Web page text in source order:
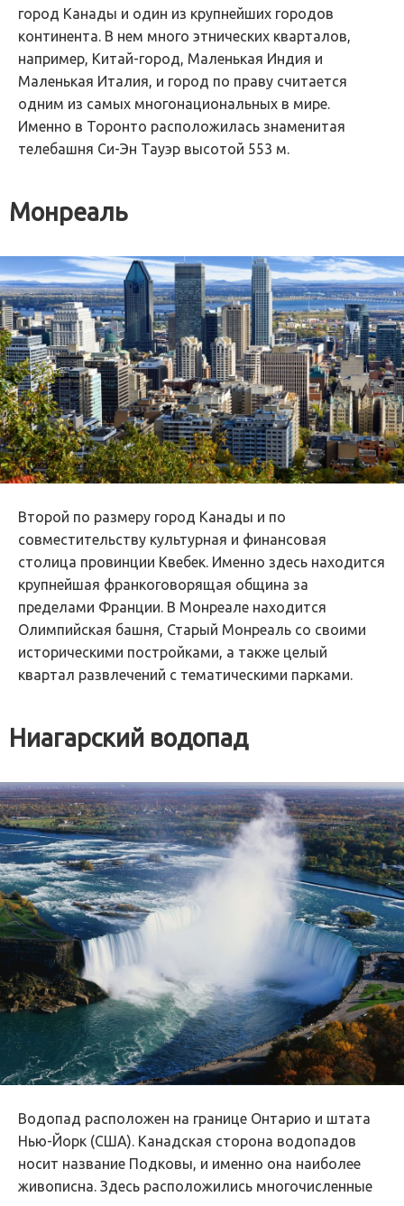
город Канады и один из крупнейших городов
континента. В нем много этнических кварталов,
например, Китай-город, Маленькая Индия и
Маленькая Италия, и город по праву считается
одним из самых многонациональных в мире.
Именно в Торонто расположилась знаменитая
телебашня Си-Эн Тауэр высотой 553 м.
Монреаль
Второй по размеру город Канады и по
совместительству культурная и финансовая
столица провинции Квебек. Именно здесь находится
крупнейшая франкоговорящая община за
пределами Франции. В Монреале находится
Олимпийская башня, Старый Монреаль со своими
историческими постройками, а также целый
квартал развлечений с тематическими парками.
Ниагарский водопад
Водопад расположен на границе Онтарио и штата
Нью-Йорк (США). Канадская сторона водопадов
носит название Подковы, и именно она наиболее
живописна. Здесь расположились многочисленные